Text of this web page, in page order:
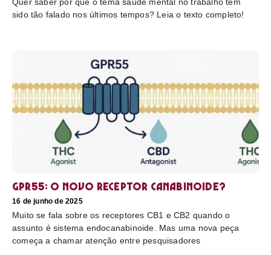
sido tão falado nos últimos tempos? Leia o texto completo!
GPR55: o novo receptor canabinoide?
16 de junho de 2025
Muito se fala sobre os receptores CB1 e CB2 quando o
assunto é sistema endocanabinoide. Mas uma nova peça
começa a chamar atenção entre pesquisadores